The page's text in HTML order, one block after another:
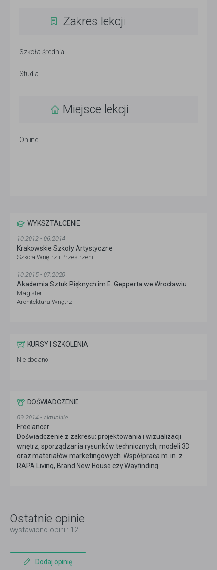
Zakres lekcji
Szkoła średnia
Studia
Miejsce lekcji
Online
WYKSZTAŁCENIE
10.2012 - 06.2014
Krakowskie Szkoły Artystyczne
Szkoła Wnętrz i Przestrzeni
10.2015 - 07.2020
Akademia Sztuk Pięknych im E. Gepperta we Wrocławiu
Magister
Architektura Wnętrz
KURSY I SZKOLENIA
Nie dodano
DOŚWIADCZENIE
09.2014 - aktualnie
Freelancer
Doświadczenie z zakresu: projektowania i wizualizacji
wnętrz, sporządzania rysunków technicznych, modeli 3D
oraz materiałów marketingowych. Współpraca m. in. z
RAPA Living, Brand New House czy Wayfinding.
Ostatnie opinie
wystawiono opinii: 12
Dodaj opinię